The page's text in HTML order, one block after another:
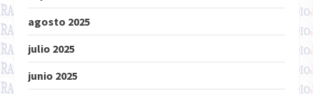
agosto 2025
julio 2025
junio 2025